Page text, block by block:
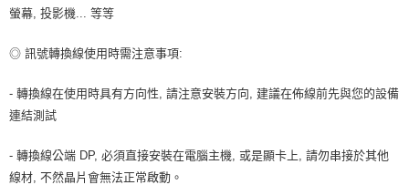
每筆NT$100，滿NT$599(含以上)免運費
螢幕, 投影機... 等等
◎ 訊號轉換線使用時需注意事項:
- 轉換線在使用時具有方向性, 請注意安裝方向, 建議在佈線前先與您的設備
連結測試
- 轉換線公端 DP, 必須直接安裝在電腦主機, 或是顯卡上, 請勿串接於其他
線材, 不然晶片會無法正常啟動。